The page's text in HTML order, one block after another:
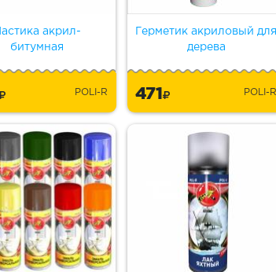
акрил-
битумная
POLI-R
Герметик акриловый для
дерева
471 POLI-R